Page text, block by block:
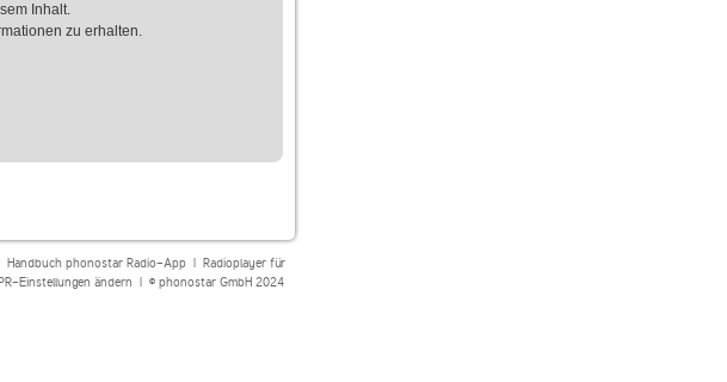
Inhalt.
zu erhalten.
Handbuch phonostar Radio-App| Radioplayer für
Einstellungen ändern | © phonostar GmbH 2024